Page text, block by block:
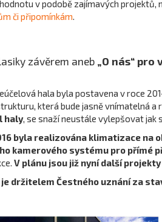
v podobě zajímavých projektů,
či připomínkám.
závěrem aneb „O nás“ pro
hala byla postavena v roce
která bude jasně vnímatelná
haly, se snaží neustále vylepšovat jak
byla realizována klimatizace na
kamerového systému pro přímé
V plánu jsou již nyní další
držitelem Čestného uznání za